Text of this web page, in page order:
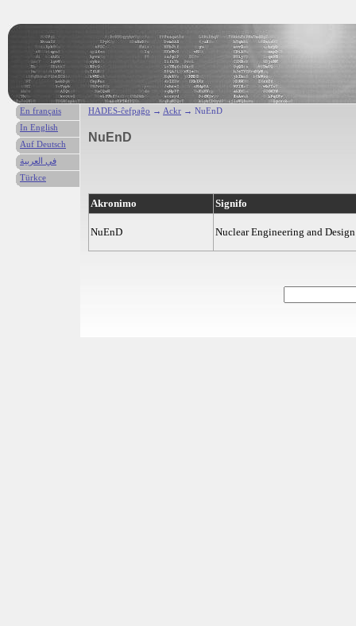
HADES-ĉefpaĝo → Ackr → NuEnD
NuEnD
Akronimo Signifo
NuEnD Nuclear Engineering and Design
En français
In English
Auf Deutsch
في العربية
Türkce